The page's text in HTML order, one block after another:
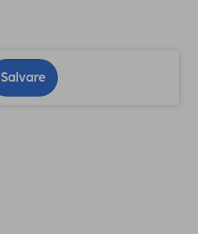
Salvare